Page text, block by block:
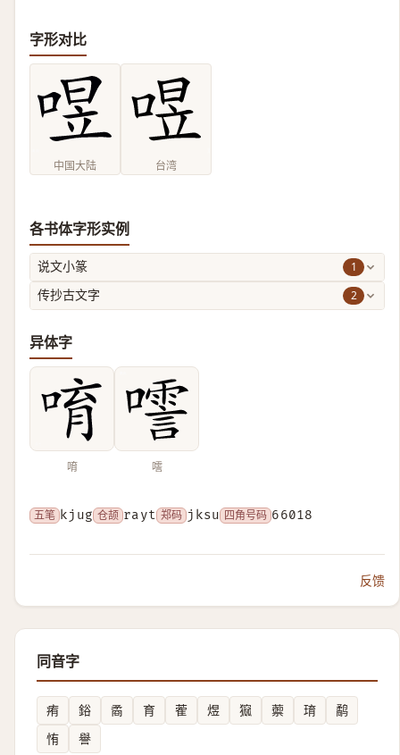
字形对比
中国大陆 台湾
各书体字形实例
说文小篆 1
传抄古文字 2
异体字
唷 㘊
五笔 kjug 仓颉 rayt 郑码 jksu 四角号码 66018
反馈
同音字
痏 鋊 矞 育 蒮 煜 㺠 蘌 㻙
鹬
㤢
譽